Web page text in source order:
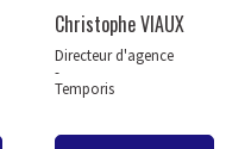
Christophe VIAUX
Directeur d'agence
-
Temporis